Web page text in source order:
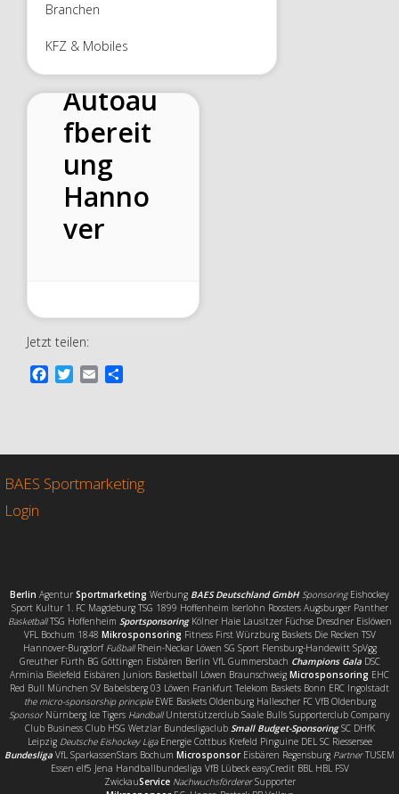
Branchen
KFZ & Mobiles
Autoau
fbereit
ung
Hanno
ver
Jetzt teilen:
o
k
r
BAES Sportmarketing
Login
Berlin Agentur Sportmarketing Werbung BAES Deutschland GmbH SponsoringEishockey
Sport Kultur 1. FC Magdeburg TSG 1899 Hoffenheim Iserlohn Roosters Augsburger Panther
BasketballTSG Hoffenheim SportsponsoringKölner Haie Lausitzer Füchse Dresdner Eislöwen
VFL Bochum 1848 Mikrosponsoring Fitness First Würzburg Baskets Die Recken TSV
Hannover-Burgdorf FußballRhein-Neckar Löwen SG Sport Flensburg-Handewitt SpVgg
Greuther Fürth BG Göttingen Eisbären Berlin VfL Gummersbach Champions GalaDSC
Arminia Bielefeld Eisbären Juniors Basketball Löwen Braunschweig Microsponsoring EHC
Red Bull München SV Babelsberg 03 Löwen Frankfurt Telekom Baskets Bonn ERC Ingolstadt
the micro-sponsorship principleEWE Baskets Oldenburg Hallescher FC VfB Oldenburg
SponsorNürnberg Ice Tigers HandballUnterstützerclub Saale Bulls Supporterclub Company
Club Business Club HSG Wetzlar Bundesligaclub Small Budget-SponsoringSC DHfK
Leipzig Deutsche Eishockey LigaEnergie Cottbus Krefeld Pinguine DEL SC Riessersee
Bundesliga VfL SparkassenStars Bochum MicrosponsorEisbären Regensburg PartnerTUSEM
Essen elf5 Jena Handballbundesliga VfB Lübeck easyCredit BBL HBL FSV
ZwickauService NachwuchsfördererSupporter